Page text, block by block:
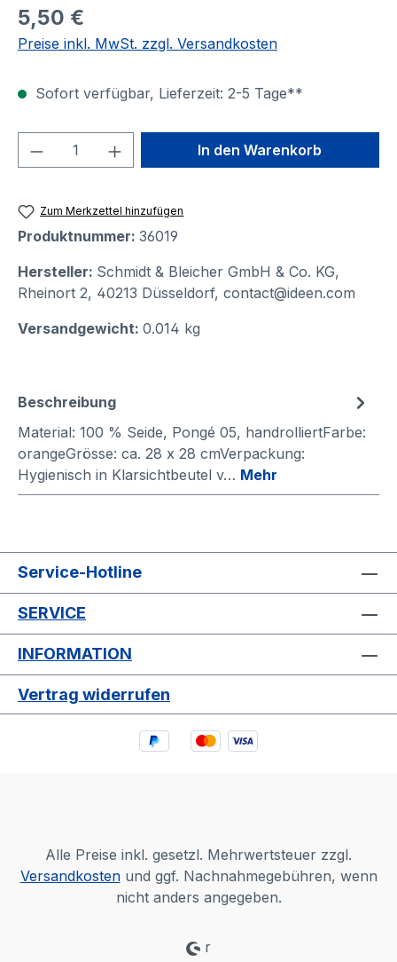
5,50 €
Preise inkl. MwSt. zzgl. Versandkosten
Sofort verfügbar, Lieferzeit: 2-5 Tage**
Produkt Anzahl: Gib denIn den Warenkorb
Zum Merkzettel hinzufügen
Produktnummer: 36019
Hersteller: Schmidt & Bleicher GmbH & Co. KG,
Rheinort 2, 40213 Düsseldorf, contact@ideen.com
Versandgewicht: 0.014 kg
Beschreibung
Material: 100 % Seide, Pongé 05, handrolliertFarbe:
orangeGrösse: ca. 28 x 28 cmVerpackung:
Hygienisch in Klarsichtbeutel v… Mehr
Service-Hotline
SERVICE
INFORMATION
Vertrag widerrufen
Alle Preise inkl. gesetzl. Mehrwertsteuer zzgl.
Versandkostenund ggf. Nachnahmegebühren, wenn
nicht anders angegeben.
r